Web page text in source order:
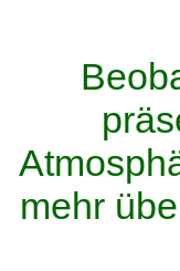
mehr